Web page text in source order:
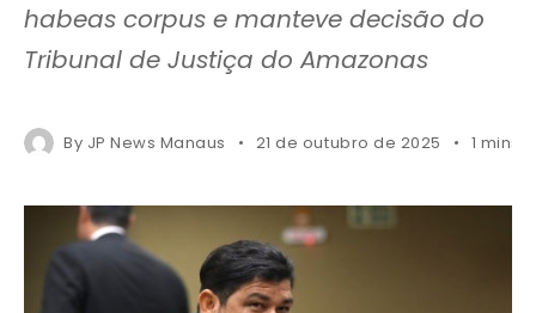
habeas corpus e manteve decisão do
Tribunal de Justiça do Amazonas
By JP News Manaus 21 de outubro de 2025 1 mins